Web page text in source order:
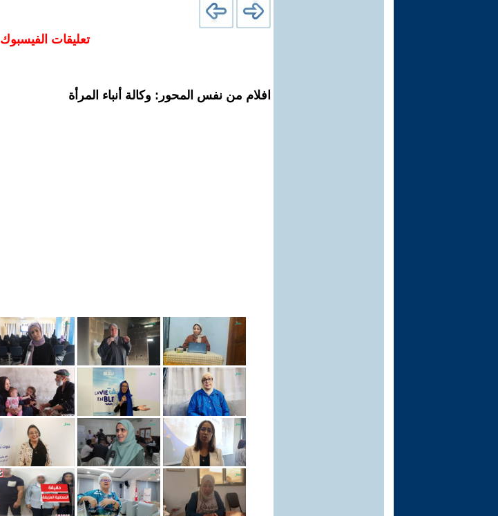
تعليقات الفيسبوك
افلام من نفس المحور: وكالة أنباء المرأة